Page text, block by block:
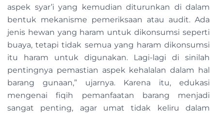
aspek syar’i yang kemudian diturunkan di dalam
bentuk mekanisme pemeriksaan atau audit. Ada
jenis hewan yang haram untuk dikonsumsi seperti
buaya, tetapi tidak semua yang haram dikonsumsi
itu haram untuk digunakan. Lagi-lagi di sinilah
pentingnya pemastian aspek kehalalan dalam hal
barang gunaan,” ujarnya. Karena itu, edukasi
mengenai fiqih pemanfaatan barang menjadi
sangat penting, agar umat tidak keliru dalam